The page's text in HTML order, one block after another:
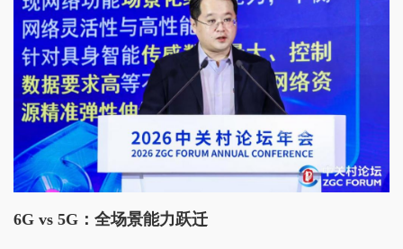
6G vs 5G：全场景能力跃迁